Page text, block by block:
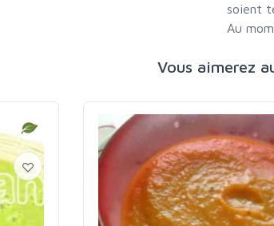
soient
Au
Vous aimerez